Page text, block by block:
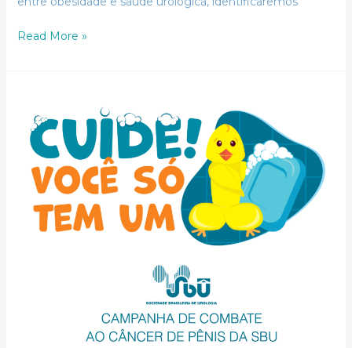
Read More »
Pênis:
Desvendando
Mitos,
Fatos
Cuidados
Essenciais